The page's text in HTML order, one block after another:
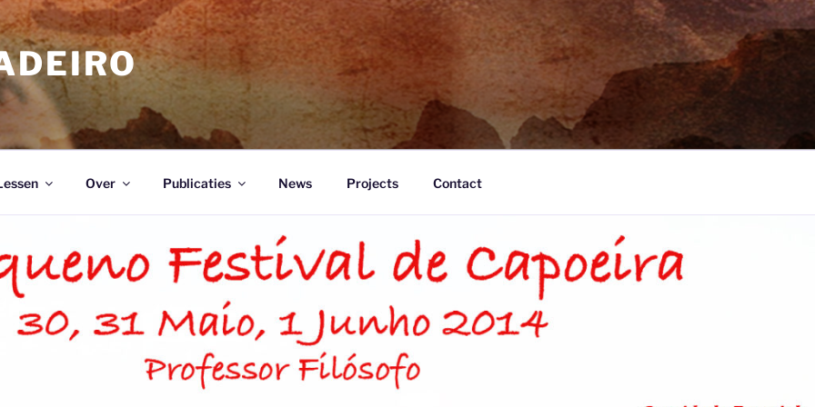
Over Publicaties News Projects Contact